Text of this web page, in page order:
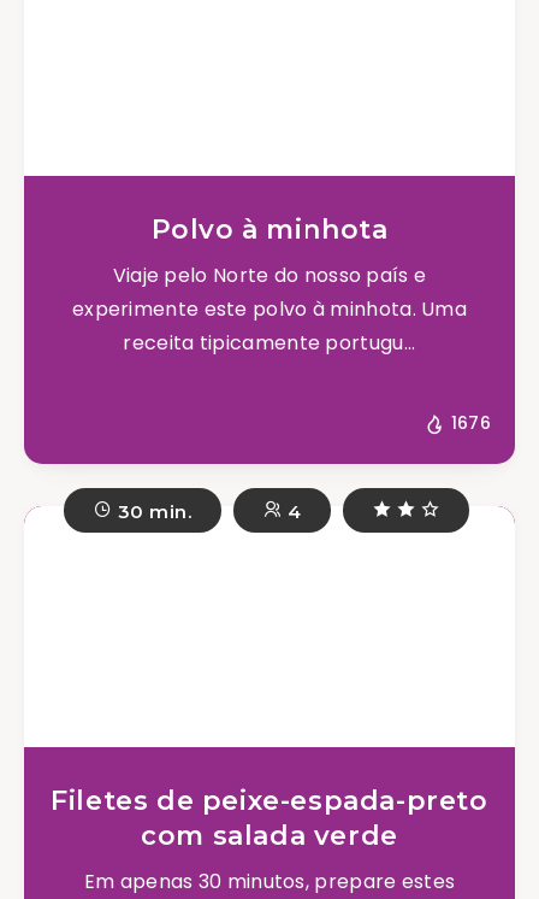
Polvo à minhota
Viaje pelo Norte do nosso país e
experimente este polvo à minhota. Uma
receita tipicamente portugu...
1676
30 min. 4
Filetes de peixe-espada-preto
com salada verde
Em apenas 30 minutos, prepare estes